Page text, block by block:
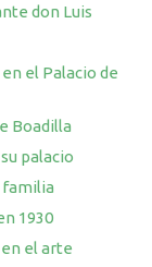
don Luis
el Palacio de
Boadilla
palacio
familia
1930
el arte